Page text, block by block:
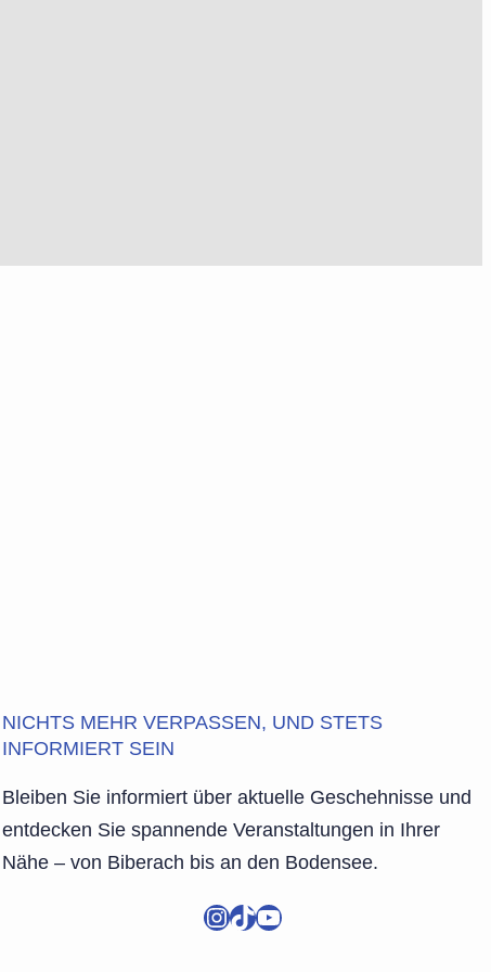
NICHTS MEHR VERPASSEN, UND STETS
INFORMIERT SEIN
Bleiben Sie informiert über aktuelle Geschehnisse und
entdecken Sie spannende Veranstaltungen in Ihrer
Nähe – von Biberach bis an den Bodensee.
InstagramTikTok YouTube